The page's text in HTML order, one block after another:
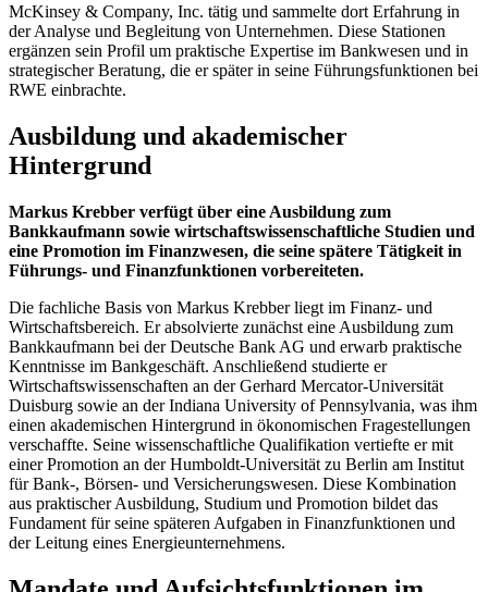
McKinsey & Company, Inc. tätig und sammelte dort Erfahrung in
der Analyse und Begleitung von Unternehmen. Diese Stationen
ergänzen sein Profil um praktische Expertise im Bankwesen und in
strategischer Beratung, die er später in seine Führungsfunktionen bei
RWE einbrachte.
Ausbildung und akademischer
Hintergrund
Markus Krebber verfügt über eine Ausbildung zum
Bankkaufmann sowie wirtschaftswissenschaftliche Studien und
eine Promotion im Finanzwesen, die seine spätere Tätigkeit in
Führungs‑ und Finanzfunktionen vorbereiteten.
Die fachliche Basis von Markus Krebber liegt im Finanz‑ und
Wirtschaftsbereich. Er absolvierte zunächst eine Ausbildung zum
Bankkaufmann bei der Deutsche Bank AG und erwarb praktische
Kenntnisse im Bankgeschäft. Anschließend studierte er
Wirtschaftswissenschaften an der Gerhard Mercator‑Universität
Duisburg sowie an der Indiana University of Pennsylvania, was ihm
einen akademischen Hintergrund in ökonomischen Fragestellungen
verschaffte. Seine wissenschaftliche Qualifikation vertiefte er mit
einer Promotion an der Humboldt‑Universität zu Berlin am Institut
für Bank‑, Börsen‑ und Versicherungswesen. Diese Kombination
aus praktischer Ausbildung, Studium und Promotion bildet das
Fundament für seine späteren Aufgaben in Finanzfunktionen und
der Leitung eines Energieunternehmens.